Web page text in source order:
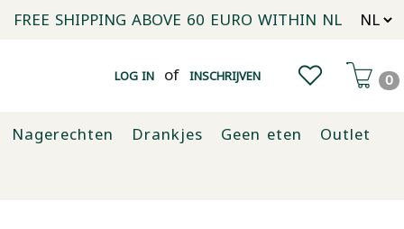
FREE SHIPPING ABOVE 60 EURO WITHIN NL
LOG IN of INSCHRIJVEN 0
Nagerechten Drankjes Geen eten
Outlet